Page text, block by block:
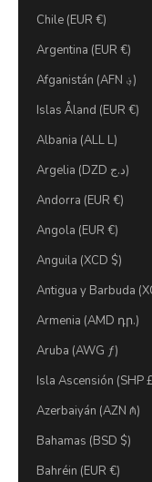
Chile (EUR €)
Argentina (EUR €)
Afganistán (AFN ؋)
Islas Åland (EUR €)
Albania (ALL L)
Argelia (DZD د.ج)
Andorra (EUR €)
Angola (EUR €)
Anguila (XCD $)
Antigua y Barbuda
Armenia (AMD դր.)
Aruba (AWG ƒ)
Isla Ascensión (SHP
Azerbaiyán (AZN ₼)
Bahamas (BSD $)
Bahréin (EUR €)